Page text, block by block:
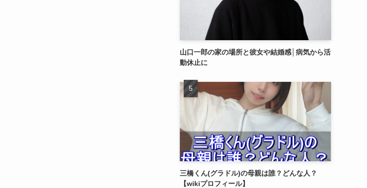
山口一郎の家の場所と彼女や結婚感│病気から活
動休止に
三橋くん(グラドル)の母親は誰？どんな人？
【wikiプロフィール】